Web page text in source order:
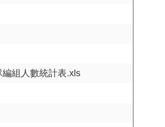
組人數統計表.xls